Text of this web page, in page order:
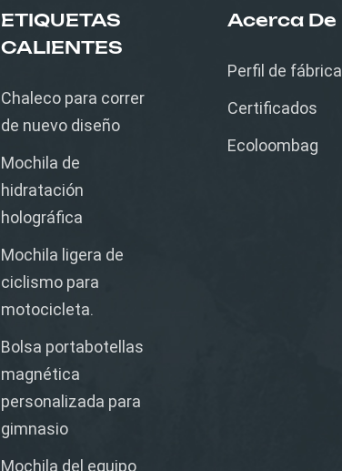
ETIQUETAS
CALIENTES
Chaleco para correr
de nuevo diseño
Mochila de
hidratación
holográfica
Mochila ligera de
ciclismo para
motocicleta.
Bolsa portabotellas
magnética
personalizada para
gimnasio
Mochila del equipo
Acerca De
Perfil de fábrica
Certificados
Ecoloombag